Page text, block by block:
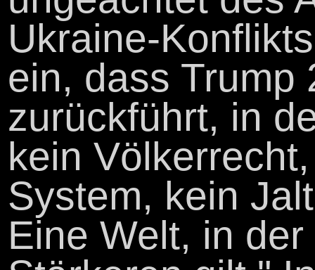
Ukraine-
ein, dass Trump
zurückführt, in
kein
System, kein
Eine Welt, in